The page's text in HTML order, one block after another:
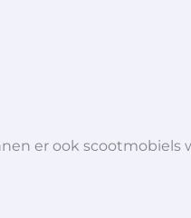
er ook scootmobiels